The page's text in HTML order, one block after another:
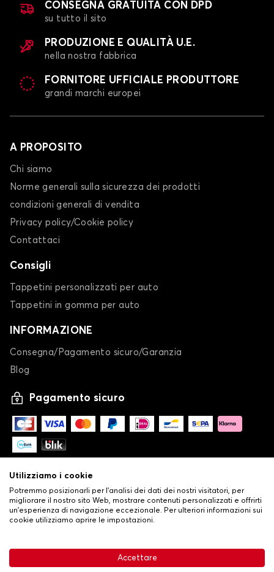
CONSEGNA GRATUITA CON DPD
su tutto il sito
PRODUZIONE E QUALITÀ U.E.
nella nostra fabbrica
FORNITORE UFFICIALE PRODUTTORE
grandi marchi europei
A PROPOSITO
Chi siamo
Norme generali sulla sicurezza dei prodotti
condizioni generali di vendita
Privacy policy/Cookie policy
Contattaci
Consigli
Tappetini personalizzati per auto
Tappetini in gomma per auto
INFORMAZIONE
Consegna/Pagamento sicuro/Garanzia
Blog
Pagamento sicuro
Condizioni generali di vendita•
Politica sulla privacy e sui cookie•Livraison
Utilizziamo i cookie
Potremmo posizionarli per l'analisi dei dati dei nostri visitatori, per
migliorare il nostro sito Web, mostrare contenuti personalizzati e offrirti
un'esperienza di navigazione eccezionale. Per ulteriori informazioni sui
cookie utilizziamo aprire le impostazioni.
Accettare